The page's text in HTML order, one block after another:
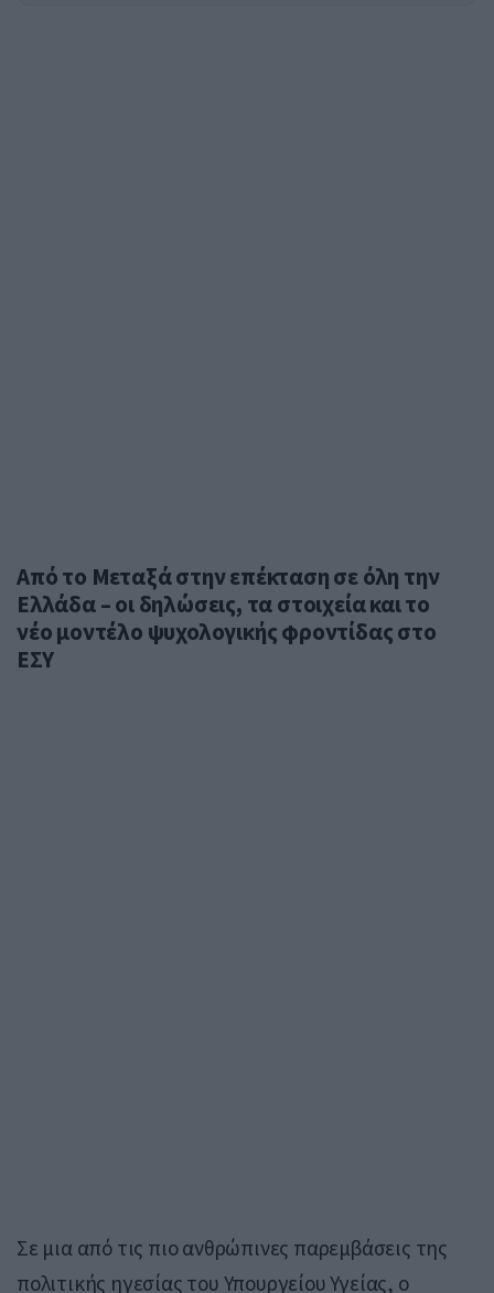
Από το Μεταξά στην επέκταση σε όλη την
Ελλάδα – οι δηλώσεις, τα στοιχεία και το
νέο μοντέλο ψυχολογικής φροντίδας στο
ΕΣΥ
Σε μια από τις πιο ανθρώπινες παρεμβάσεις της
πολιτικής ηγεσίας του Υπουργείου Υγείας, ο